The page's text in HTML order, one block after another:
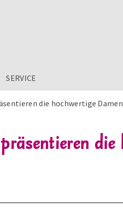
SERVICE
die hochwertige
die